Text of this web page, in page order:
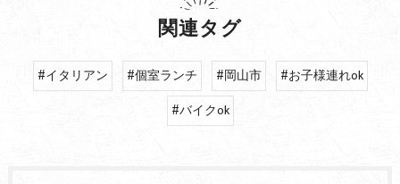
関連タグ
#イタリアン #個室ランチ #岡山市
#お子様連れok
#バイクok